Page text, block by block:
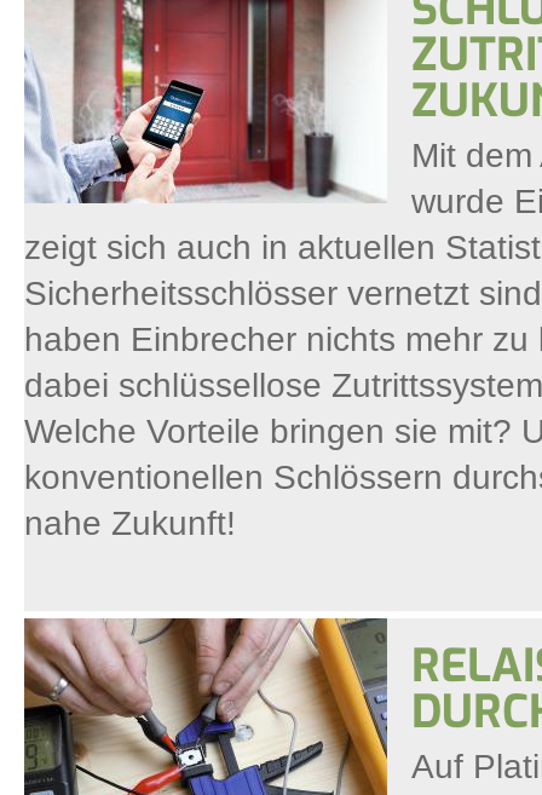
Mit
wurde
zeigt sich auch in aktuellen
Sicherheitsschlösser vernetzt
haben Einbrecher nichts mehr
dabei schlüssellose
Welche Vorteile bringen sie mit?
konventionellen Schlössern
nahe Zukunft!
Auf